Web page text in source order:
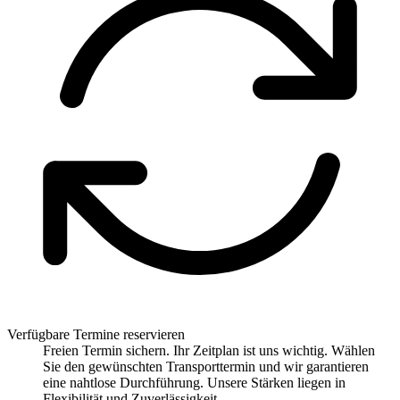
Verfügbare Termine reservieren
Freien Termin sichern. Ihr Zeitplan ist uns wichtig. Wählen
Sie den gewünschten Transporttermin und wir garantieren
eine nahtlose Durchführung. Unsere Stärken liegen in